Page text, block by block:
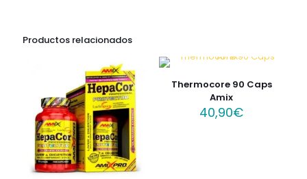
Productos relacionados
Thermocore 90 Caps
Amix
40,90€